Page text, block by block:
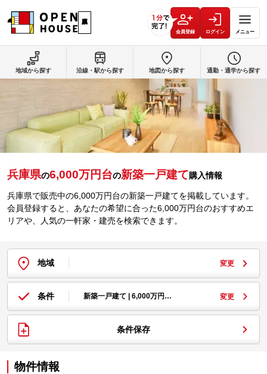
会員登録 ログイン メニュー
兵庫県の6,000万円台の新築一戸建て購入情報
兵庫県で販売中の6,000万円台の新築一戸建てを掲載しています。
会員登録すると、あなたの希望に合った6,000万円台のおすすめエ
リアや、人気の一軒家・建売を検索できます。
地域 変更
条件 新築一戸建て | 6,000万円… 変更
条件保存
物件情報
地域から探す 沿線・駅から探す 地図から探す 通勤・通学から探す